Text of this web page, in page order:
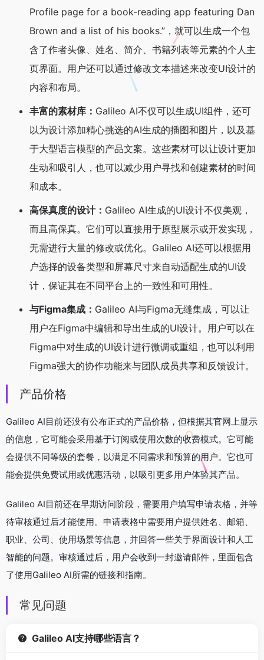
Profile page for a book-reading app featuring Dan
Brown and a list of his books.”，就可以生成一个包
含了作者头像、姓名、简介、书籍列表等元素的个人主
页界面。用户还可以通过修改文本描述来改变UI设计的
内容和布局。
丰富的素材库： Galileo AI不仅可以生成UI组件，还可
以为设计添加精心挑选的AI生成的插图和图片，以及基
于大型语言模型的产品文案。这些素材可以让设计更加
生动和吸引人，也可以减少用户寻找和创建素材的时间
和成本。
高保真度的设计： Galileo AI生成的UI设计不仅美观，
而且高保真。它们可以直接用于原型展示或开发实现，
无需进行大量的修改或优化。Galileo AI还可以根据用
户选择的设备类型和屏幕尺寸来自动适配生成的UI设
计，保证其在不同平台上的一致性和可用性。
与Figma集成： Galileo AI与Figma无缝集成，可以让
用户在Figma中编辑和导出生成的UI设计。用户可以在
Figma中对生成的UI设计进行微调或重组，也可以利用
Figma强大的协作功能来与团队成员共享和反馈设计。
产品价格
Galileo AI目前还没有公布正式的产品价格，但根据其官网上显示
的信息，它可能会采用基于订阅或使用次数的收费模式。它可能
会提供不同等级的套餐，以满足不同需求和预算的用户。它也可
能会提供免费试用或优惠活动，以吸引更多用户体验其产品。
Galileo AI目前还在早期访问阶段，需要用户填写申请表格，并等
待审核通过后才能使用。申请表格中需要用户提供姓名、邮箱、
职业、公司、使用场景等信息，并回答一些关于界面设计和人工
智能的问题。审核通过后，用户会收到一封邀请邮件，里面包含
了使用Galileo AI所需的链接和指南。
常见问题
Galileo AI支持哪些语言？